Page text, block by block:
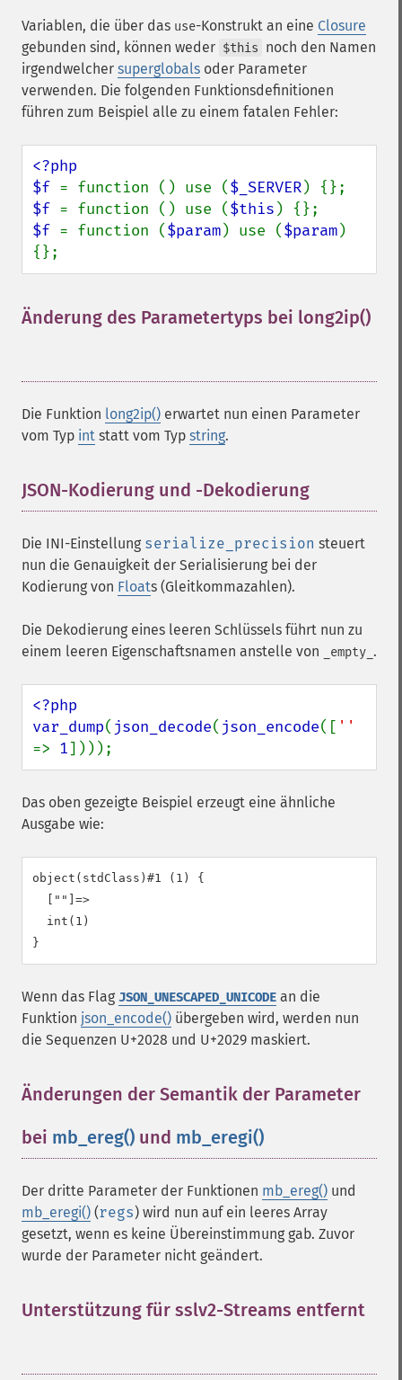
Variablen, die über das use-Konstrukt an eine Closure
gebunden sind, können weder $this
noch den Namen
irgendwelcher superglobals oder Parameter
verwenden. Die folgenden Funktionsdefinitionen
führen zum Beispiel alle zu einem fatalen Fehler:
<?php
$f = function () use ($_SERVER
$f = function () use ($this
$f = function ($param) use ($param)
{};
Änderung des Parametertyps bei long2ip()
Die Funktion long2ip() erwartet nun einen Parameter
vom Typ int statt vom Typ string.
JSON-Kodierung und -Dekodierung
Die INI-Einstellung serialize_precision steuert
nun die Genauigkeit der Serialisierung bei der
Kodierung von Floats (Gleitkommazahlen).
Die Dekodierung eines leeren Schlüssels führt nun zu
einem leeren Eigenschaftsnamen anstelle von
_empty_ .
<?php
var_dump( json_decode( json_encode([
=> 1])));
Das oben gezeigte Beispiel erzeugt eine ähnliche
Ausgabe wie:
object(stdClass)#1 (1) {
  [""]=>
  int(1)
Wenn das Flag JSON_UNESCAPED_UNICODE an die
Funktion json_encode() übergeben wird, werden nun
die Sequenzen U+2028 und U+2029 maskiert.
Änderungen der Semantik der Parameter
bei mb_ereg() und mb_eregi()
Der dritte Parameter der Funktionen mb_ereg() und
mb_eregi() (regs) wird nun auf ein leeres Array
gesetzt, wenn es keine Übereinstimmung gab. Zuvor
wurde der Parameter nicht geändert.
Unterstützung für sslv2-Streams entfernt